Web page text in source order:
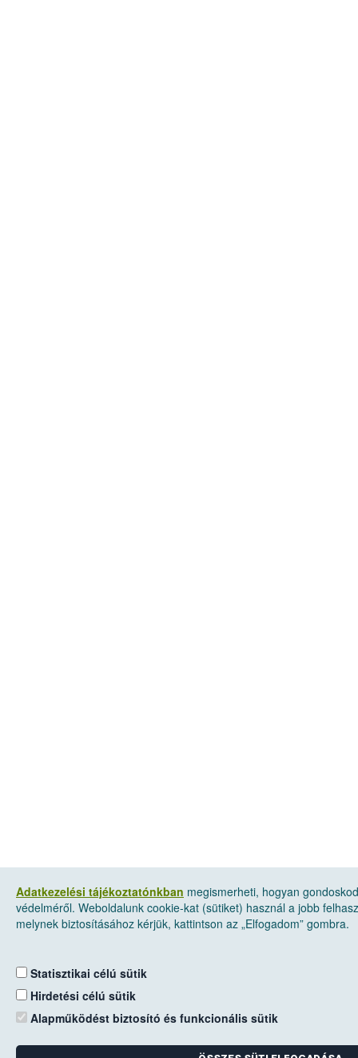
Adatkezelési tájékoztatónkban megismerheti, hogyan
védelméről. Weboldalunk cookie-kat (sütiket) használ a jobb
melynek biztosításához kérjük, kattintson az „Elfogadom” gombra.
Statisztikai célú sütik
Hirdetési célú sütik
Alapműködést biztosító és funkcionális sütik